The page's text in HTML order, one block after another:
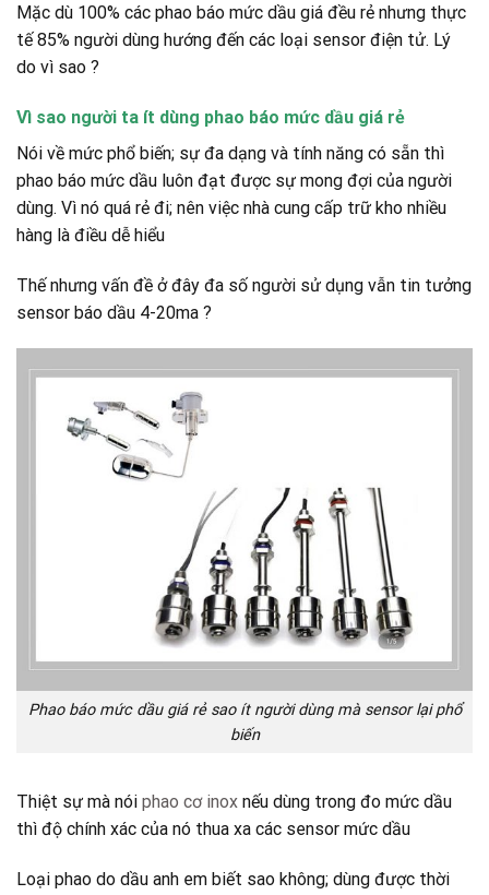
Mặc dù 100% các phao báo mức dầu giá đều rẻ nhưng thực
tế 85% người dùng hướng đến các loại sensor điện tử. Lý
do vì sao ?
Vì sao người ta ít dùng phao báo mức dầu giá rẻ
Nói về mức phổ biến; sự đa dạng và tính năng có sẵn thì
phao báo mức dầu luôn đạt được sự mong đợi của người
dùng. Vì nó quá rẻ đi; nên việc nhà cung cấp trữ kho nhiều
hàng là điều dễ hiểu
Thế nhưng vấn đề ở đây đa số người sử dụng vẫn tin tưởng
sensor báo dầu 4-20ma ?
Phao báo mức dầu giá rẻ sao ít người dùng mà sensor lại phổ
biến
Thiệt sự mà nói phao cơ inox nếu dùng trong đo mức dầu
thì độ chính xác của nó thua xa các sensor mức dầu
Loại phao do dầu anh em biết sao không; dùng được thời